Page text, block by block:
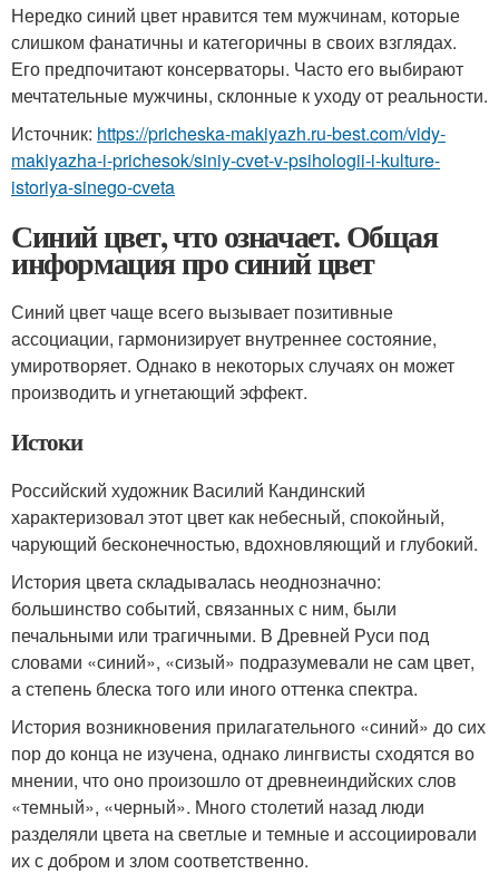
Нередко синий цвет нравится тем мужчинам, которые
слишком фанатичны и категоричны в своих взглядах.
Его предпочитают консерваторы. Часто его выбирают
мечтательные мужчины, склонные к уходу от реальности.
Источник: https://pricheska-makiyazh.ru-best.com/vidy-
makiyazha-i-prichesok/siniy-cvet-v-psihologii-i-kulture-
istoriya-sinego-cveta
Синий цвет, что означает. Общая
информация про синий цвет
Синий цвет чаще всего вызывает позитивные
ассоциации, гармонизирует внутреннее состояние,
умиротворяет. Однако в некоторых случаях он может
производить и угнетающий эффект.
Истоки
Российский художник Василий Кандинский
характеризовал этот цвет как небесный, спокойный,
чарующий бесконечностью, вдохновляющий и глубокий.
История цвета складывалась неоднозначно:
большинство событий, связанных с ним, были
печальными или трагичными. В Древней Руси под
словами «синий», «сизый» подразумевали не сам цвет,
а степень блеска того или иного оттенка спектра.
История возникновения прилагательного «синий» до сих
пор до конца не изучена, однако лингвисты сходятся во
мнении, что оно произошло от древнеиндийских слов
«темный», «черный». Много столетий назад люди
разделяли цвета на светлые и темные и ассоциировали
их с добром и злом соответственно.